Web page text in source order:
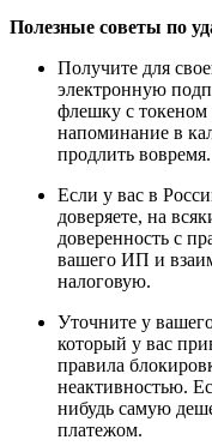
Полезные советы по
Получите для
электронную
флешку с токеном
напоминание в
продлить вовремя.
Если у вас в
доверяете, на
доверенность с
вашего ИП и
налоговую.
Уточните у
который у вас
правила
неактивностью.
нибудь самую
платежом.